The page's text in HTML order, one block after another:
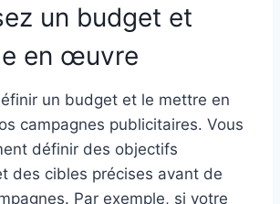
un budget et
en œuvre
un budget et le mettre en
campagnes publicitaires. Vous
définir des objectifs
des cibles précises avant de
Par exemple, si votre